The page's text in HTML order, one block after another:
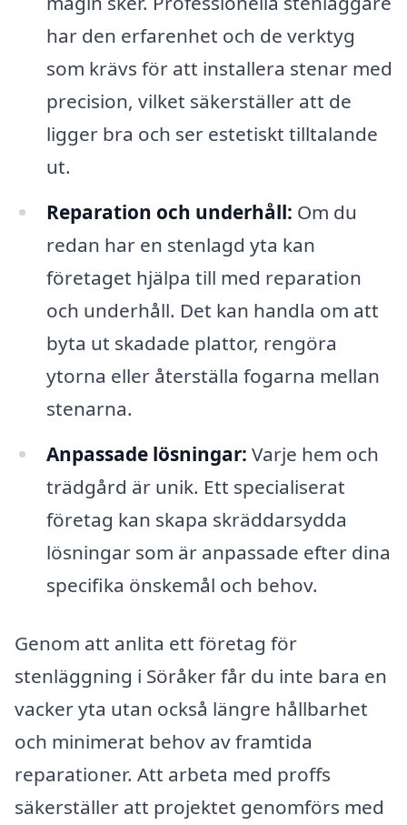
har den erfarenhet och de verktyg
som krävs för att installera stenar med
precision, vilket säkerställer att de
ligger bra och ser estetiskt tilltalande
ut.
Reparation och underhåll: Om du
redan har en stenlagd yta kan
företaget hjälpa till med reparation
och underhåll. Det kan handla om att
byta ut skadade plattor, rengöra
ytorna eller återställa fogarna mellan
stenarna.
Anpassade lösningar: Varje hem och
trädgård är unik. Ett specialiserat
företag kan skapa skräddarsydda
lösningar som är anpassade efter dina
specifika önskemål och behov.
Genom att anlita ett företag för
stenläggning i Söråker får du inte bara en
vacker yta utan också längre hållbarhet
och minimerat behov av framtida
reparationer. Att arbeta med proffs
säkerställer att projektet genomförs med